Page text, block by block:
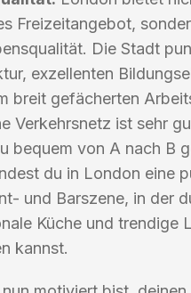
Freizeitangebot,
Die Stadt
exzellenten
breit gefächerten
Verkehrsnetz ist sehr
bequem von A nach B
du in London eine
und Barszene, in der
Küche und trendige
kannst.